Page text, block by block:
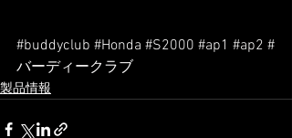
#buddyclub #Honda #S2000 #ap1 #ap2 #
バーディークラブ
製品情報